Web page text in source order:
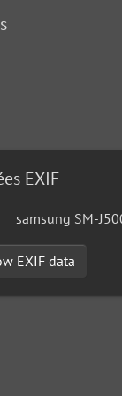
EXIF
samsung SM-
EXIF data